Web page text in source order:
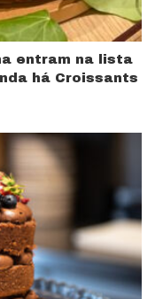
entram na lista
há Croissants